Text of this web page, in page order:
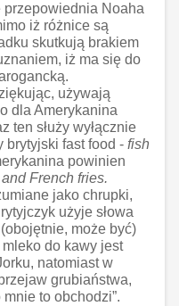
Noaha
iż różnice są
skutkują brakiem
iż ma się do
używają
dla Amerykanina
ten służy wyłącznie
brytyjski fast food - fish
powinien
French fries.
jako chrupki,
użyje słowa
(obojętnie, może być)
do kawy jest
natomiast w
grubiaństwa,
to obchodzi”.